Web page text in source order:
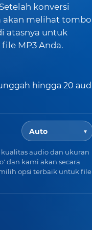
Setelah konversi
akan melihat
atasnya untuk
MP3 Anda.
hingga 20
audio dan ukuran
dan kami akan secara
opsi terbaik untuk file